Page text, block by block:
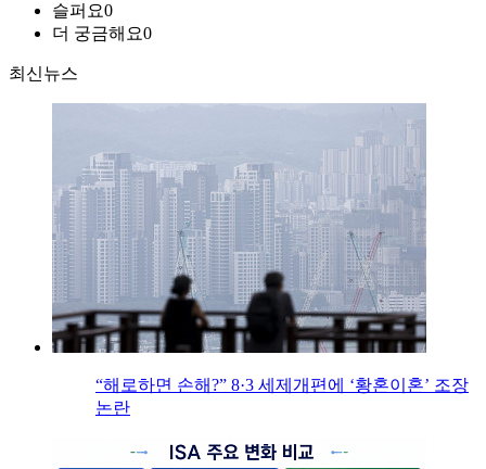
슬퍼요0
더 궁금해요0
최신뉴스
“해로하면 손해?” 8·3 세제개편에 ‘황혼이혼’ 조장
논란